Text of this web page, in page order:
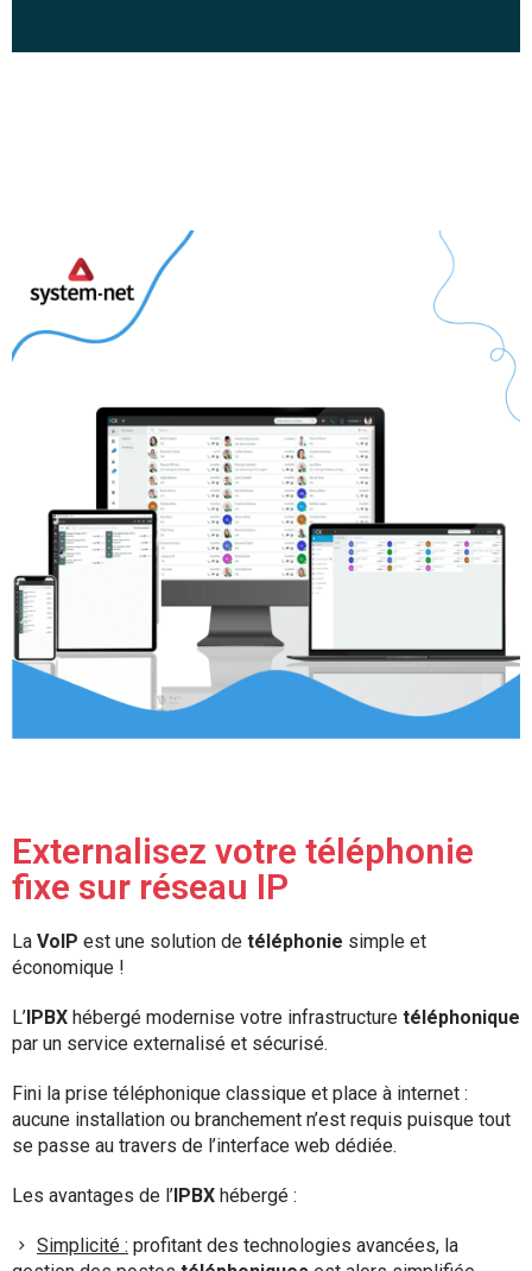
Externalisez votre téléphonie
fixe sur réseau IP
La VoIP est une solution de téléphonie simple et
économique !
L’IPBX hébergé modernise votre infrastructure téléphonique
par un service externalisé et sécurisé.
Fini la prise téléphonique classique et place à internet :
aucune installation ou branchement n’est requis puisque tout
se passe au travers de l’interface web dédiée.
Les avantages de l’IPBX hébergé :
Simplicité : profitant des technologies avancées, la